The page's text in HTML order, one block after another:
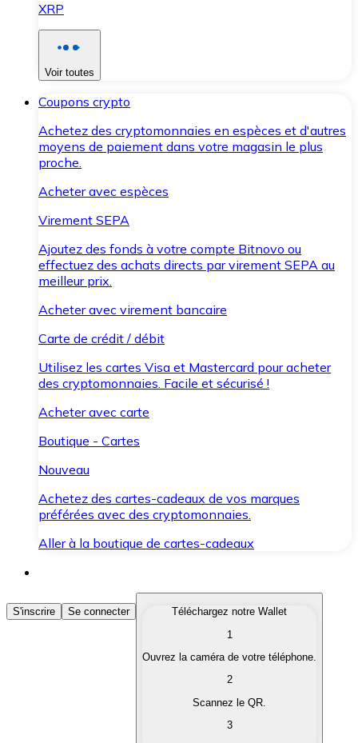
XRP
Voir toutes
Coupons crypto
Achetez des cryptomonnaies en espèces et d'autres
moyens de paiement dans votre magasin le plus
proche.
Acheter avec espèces
Virement SEPA
Ajoutez des fonds à votre compte Bitnovo ou
effectuez des achats directs par virement SEPA au
meilleur prix.
Acheter avec virement bancaire
Carte de crédit / débit
Utilisez les cartes Visa et Mastercard pour acheter
des cryptomonnaies. Facile et sécurisé !
Acheter avec carte
Boutique - Cartes
Nouveau
Achetez des cartes-cadeaux de vos marques
préférées avec des cryptomonnaies.
Aller à la boutique de cartes-cadeaux
Acheter des Cryptomonnaies
Achetez les cryptomonnaies qui vous intéressent
Convertissez vos cryptomonnaies en monnaie
S'inscrire Se connecter
Téléchargez notre Wallet
1
Ouvrez la caméra de votre téléphone.
2
Scannez le QR.
3